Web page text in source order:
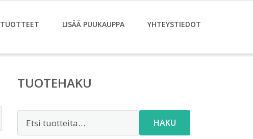
TUOTTEET LISÄÄ PUUKAUPPA YHTEYSTIEDOT
TUOTEHAKU
HAKU